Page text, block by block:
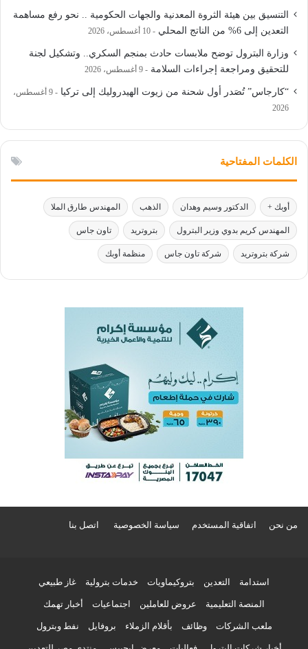
التنسيق بين هيئة الثروة المعدنية والجهات الحكومية .. نحو رفع مساهمة
التعدين إلى 6% من الناتج المحلي
10 أغسطس، 2026
وزارة البترول توضح ملابسات حادث بمنجم السكري.. وتشكيل لجنة
للتحقيق ومراجعة إجراءات السلامة
9 أغسطس، 2026
“كارجاس” تُصَدر أول شحنة من زيوت الهيدروليك إلى تركيا
9 أغسطس،
2026
الكلمات المفتاحية
أوبك + الدكتور وسيم وهدان الذهب المهندس طارق الملا
المهندس كريم بدوي وزير البترول بتروتريد تاون جاس
شركة بتروتريد شركة تاون جاس منظمة أوبك
من نحن اتفاقية المستخدم سياسة الخصوصية اتصل بنا
استدامة التعدين بتروكيماويات خدمات بترولية غاز طبيعي
المنصة التعليمية عروض للعاملين اجتماعيات أخبار تهمك
ملعب الشركات وظائف بأقلام الزملاء بروفايل نفط وبترول